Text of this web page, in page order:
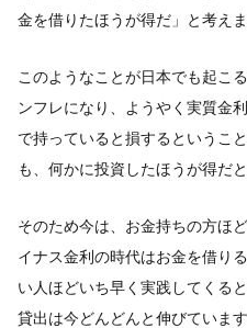
金を借りたほうが得だ」と考えま
このようなことが日本でも起こ
ンフレになり、ようやく実質金
で持っていると損するというこ
も、何かに投資したほうが得だ
そのため今は、お金持ちの方ほ
イナス金利の時代はお金を借り
い人ほどいち早く実践してくる
貸出は今どんどんと伸びています